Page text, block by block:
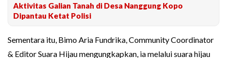
Aktivitas Galian Tanah di Desa Nanggung Kopo
Dipantau Ketat Polisi
Sementara itu, Bimo Aria Fundrika, Community Coordinator
& Editor Suara Hijau mengungkapkan, ia melalui suara hijau